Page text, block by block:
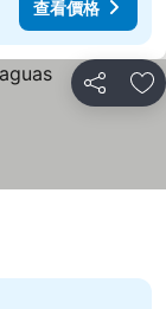
查看價格
分享 加